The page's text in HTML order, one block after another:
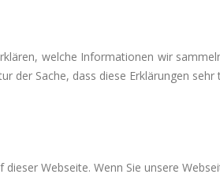
welche Informationen wir
der Sache, dass diese Erklärungen sehr
Webseite. Wenn Sie unsere